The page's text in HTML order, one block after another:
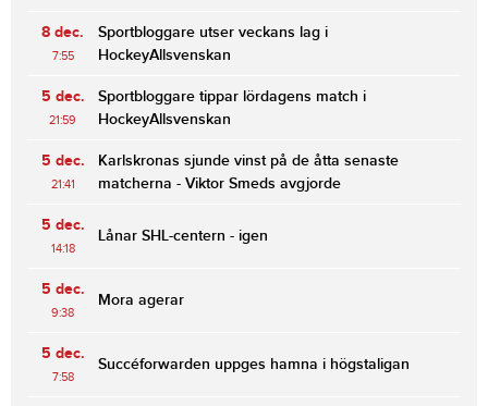
8 dec.
7:55
Sportbloggare utser veckans lag i
HockeyAllsvenskan
5 dec.
21:59
Sportbloggare tippar lördagens match i
HockeyAllsvenskan
5 dec.
21:41
Karlskronas sjunde vinst på de åtta senaste
matcherna - Viktor Smeds avgjorde
5 dec.
14:18
Lånar SHL-centern - igen
5 dec.
9:38
Mora agerar
5 dec.
7:58
Succéforwarden uppges hamna i högstaligan